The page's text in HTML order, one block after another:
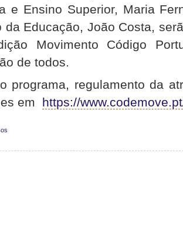
e Ensino Superior, Maria
da Educação, João Costa,
Movimento Código
de todos.
programa, regulamento da
em https://